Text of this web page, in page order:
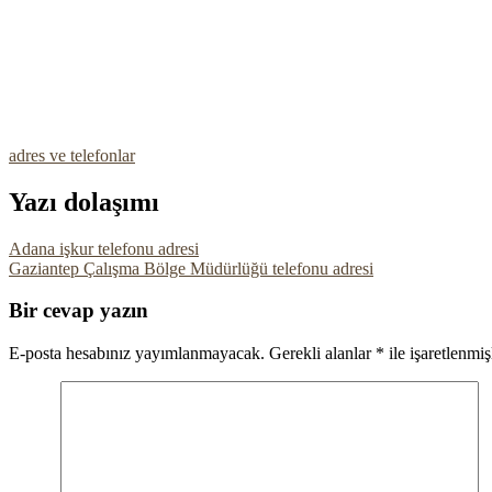
adres ve telefonlar
Yazı dolaşımı
Adana işkur telefonu adresi
Gaziantep Çalışma Bölge Müdürlüğü telefonu adresi
Bir cevap yazın
E-posta hesabınız yayımlanmayacak. Gerekli alanlar * ile